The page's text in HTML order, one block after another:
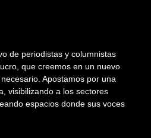
de periodistas y columnistas
que creemos en un nuevo
Apostamos por una
visibilizando a los sectores
espacios donde sus voces